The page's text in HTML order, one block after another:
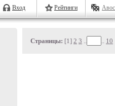
Вход Рейтинги
Страницы: [1] 2 3 .. .. 10